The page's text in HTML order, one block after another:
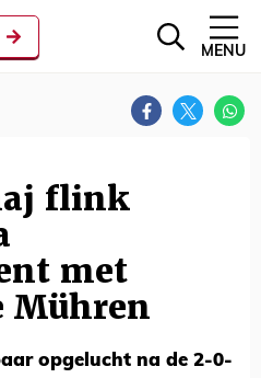
MENU
flink
met
Mühren
opgelucht na de 2-0-